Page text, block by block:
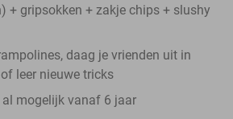
+ gripsokken + zakje chips + slushy
daag je vrienden uit in
leer nieuwe tricks
mogelijk vanaf 6 jaar